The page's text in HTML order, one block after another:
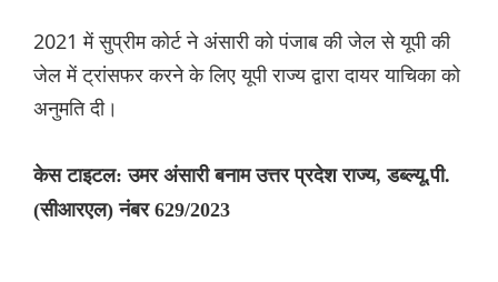
2021 में सुप्रीम कोर्ट ने अंसारी को पंजाब की जेल से यूपी की
जेल में ट्रांसफर करने के लिए यूपी राज्य द्वारा दायर याचिका को
अनुमति दी।
केस टाइटल: उमर अंसारी बनाम उत्तर प्रदेश राज्य, डब्ल्यू.पी.
(सीआरएल) नंबर 629/2023